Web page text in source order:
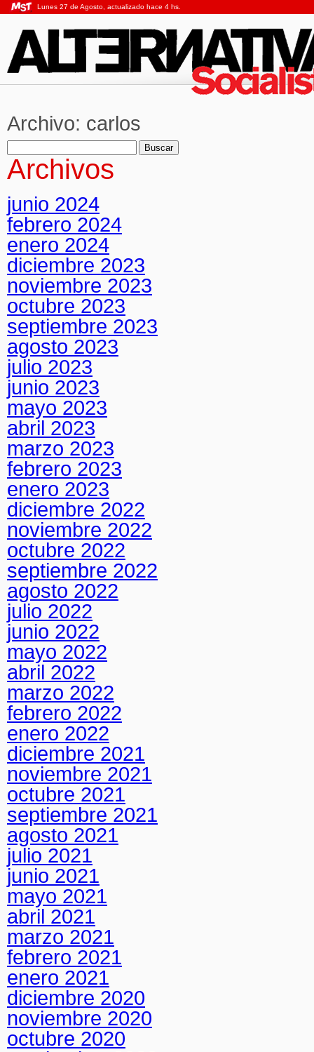
Lunes 27 de Agosto, actualizado hace 4 hs.
Archivo: carlos
Buscar:
Archivos
junio 2024
febrero 2024
enero 2024
diciembre 2023
noviembre 2023
octubre 2023
septiembre 2023
agosto 2023
julio 2023
junio 2023
mayo 2023
abril 2023
marzo 2023
febrero 2023
enero 2023
diciembre 2022
noviembre 2022
octubre 2022
septiembre 2022
agosto 2022
julio 2022
junio 2022
mayo 2022
abril 2022
marzo 2022
febrero 2022
enero 2022
diciembre 2021
noviembre 2021
octubre 2021
septiembre 2021
agosto 2021
julio 2021
junio 2021
mayo 2021
abril 2021
marzo 2021
febrero 2021
enero 2021
diciembre 2020
noviembre 2020
octubre 2020